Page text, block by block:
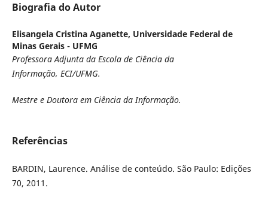
Biografia do Autor
Elisangela Cristina Aganette, Universidade Federal de
Minas Gerais - UFMG
Professora Adjunta da Escola de Ciência da
Informação, ECI/UFMG.
Mestre e Doutora em Ciência da Informação.
Referências
BARDIN, Laurence. Análise de conteúdo. São Paulo: Edições
70, 2011.